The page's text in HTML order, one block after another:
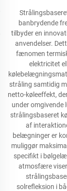
banbrydende
tilbyder en
anvendelser.
fænomen
elektricitet
stråling samtidig
netto-køleeffekt,
under
strålingsbaseret
af
belægninger er
muliggør
specifikt i
atmosfære
solrefleksion i